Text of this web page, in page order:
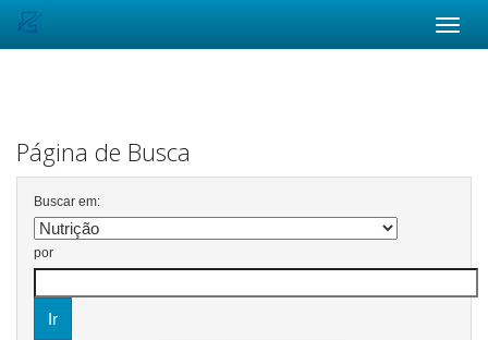
Página de Busca
Buscar em:
por